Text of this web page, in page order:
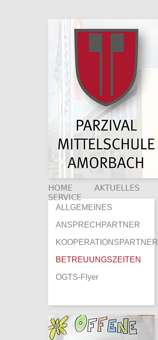
HOME AKTUELLES
SERVICE
ALLGEMEINES
ANSPRECHPARTNER
KOOPERATIONSPARTNER
BETREUUNGSZEITEN
OGTS-Flyer